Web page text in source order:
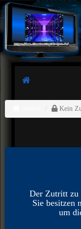
Kein
Der Zutritt zu
Sie besitzen
um